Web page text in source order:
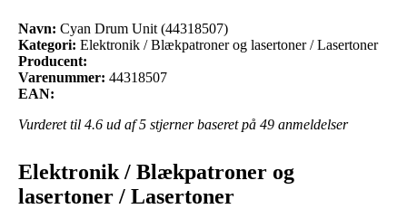
Navn: Cyan Drum Unit (44318507)
Kategori: Elektronik / Blækpatroner og lasertoner / Lasertoner
Producent:
Varenummer: 44318507
EAN:
Vurderet til 4.6 ud af 5 stjerner baseret på 49 anmeldelser
Elektronik / Blækpatroner og
lasertoner / Lasertoner